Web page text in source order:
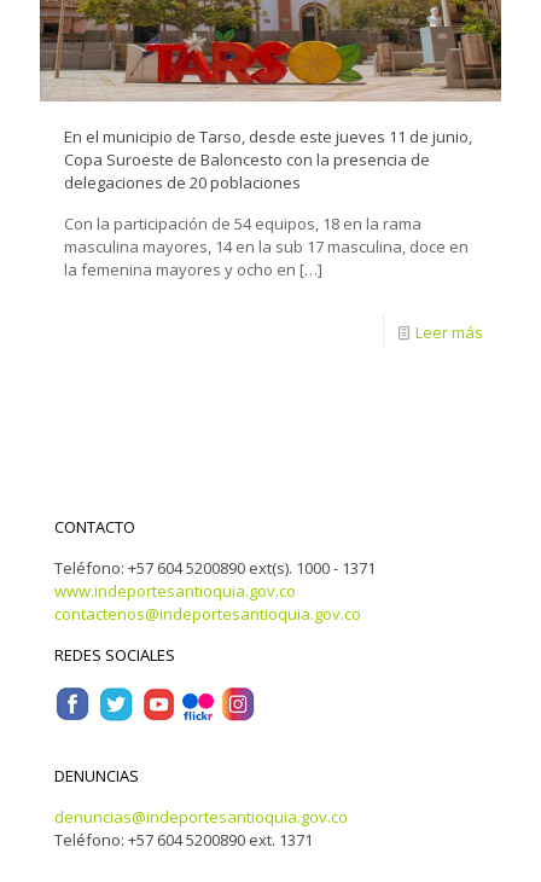
En el municipio de Tarso, desde este jueves 11 de junio,
Copa Suroeste de Baloncesto con la presencia de
delegaciones de 20 poblaciones
Con la participación de 54 equipos, 18 en la rama
masculina mayores, 14 en la sub 17 masculina, doce en
la femenina mayores y ocho en […]
Leer más
CONTACTO
Teléfono: +57 604 5200890 ext(s). 1000 - 1371
www.indeportesantioquia.gov.co
contactenos@indeportesantioquia.gov.co
REDES SOCIALES
DENUNCIAS
denuncias@indeportesantioquia.gov.co
Teléfono: +57 604 5200890 ext. 1371